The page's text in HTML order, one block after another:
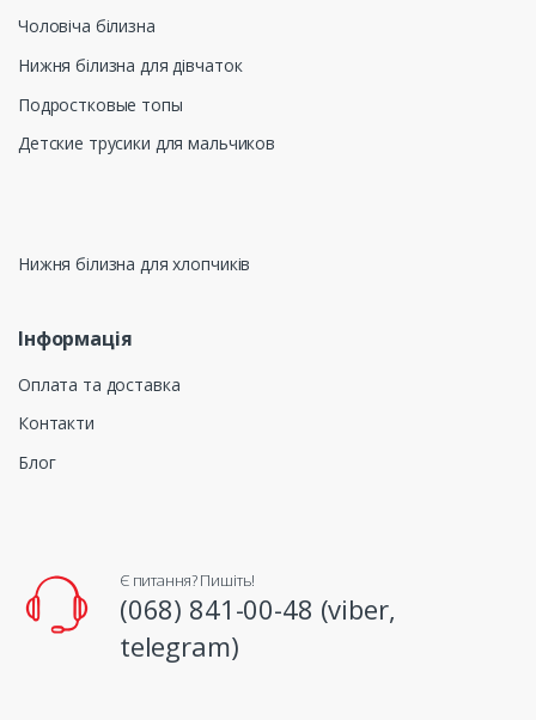
Чоловіча білизна
Нижня білизна для дівчаток
Подростковые топы
Детские трусики для мальчиков
Нижня білизна для хлопчиків
Інформація
Оплата та доставка
Контакти
Блог
Є питання? Пишіть!
(068) 841-00-48 (viber,
telegram)